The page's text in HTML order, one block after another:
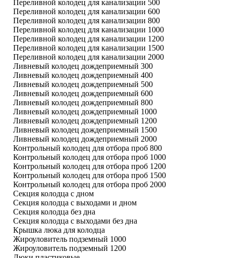
Переливной колодец для канализации 500
Переливной колодец для канализации 600
Переливной колодец для канализации 800
Переливной колодец для канализации 1000
Переливной колодец для канализации 1200
Переливной колодец для канализации 1500
Переливной колодец для канализации 2000
Ливневый колодец дождеприемный 300
Ливневый колодец дождеприемный 400
Ливневый колодец дождеприемный 500
Ливневый колодец дождеприемный 600
Ливневый колодец дождеприемный 800
Ливневый колодец дождеприемный 1000
Ливневый колодец дождеприемный 1200
Ливневый колодец дождеприемный 1500
Ливневый колодец дождеприемный 2000
Контрольный колодец для отбора проб 800
Контрольный колодец для отбора проб 1000
Контрольный колодец для отбора проб 1200
Контрольный колодец для отбора проб 1500
Контрольный колодец для отбора проб 2000
Секция колодца с дном
Секция колодца с выходами и дном
Секция колодца без дна
Секция колодца с выходами без дна
Крышка люка для колодца
Жироуловитель подземный 1000
Жироуловитель подземный 1200